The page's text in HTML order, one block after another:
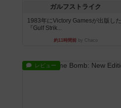
ガルフストライク
1983年にVictory Gamesが出版した
『Gulf Strik...
約11時間前by Chaco
レビュー